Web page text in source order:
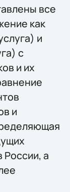
все
как
и
с
и их
и
России, а